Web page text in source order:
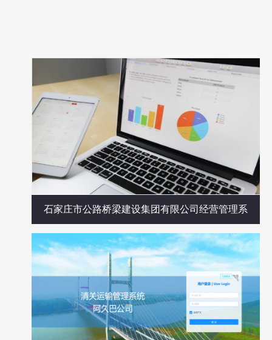
石家庄市公路桥梁建设集团有限公司经营管理系
统